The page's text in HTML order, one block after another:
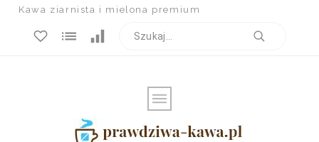
Kawa ziarnista i mielona premium